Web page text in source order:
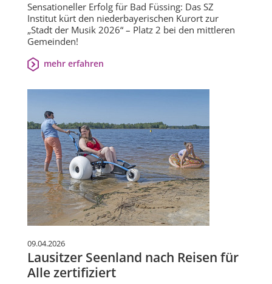
Sensationeller Erfolg für Bad Füssing: Das SZ
Institut kürt den niederbayerischen Kurort zur
„Stadt der Musik 2026“ – Platz 2 bei den mittleren
Gemeinden!
mehr erfahren
09.04.2026
Lausitzer Seenland nach Reisen für
Alle zertifiziert